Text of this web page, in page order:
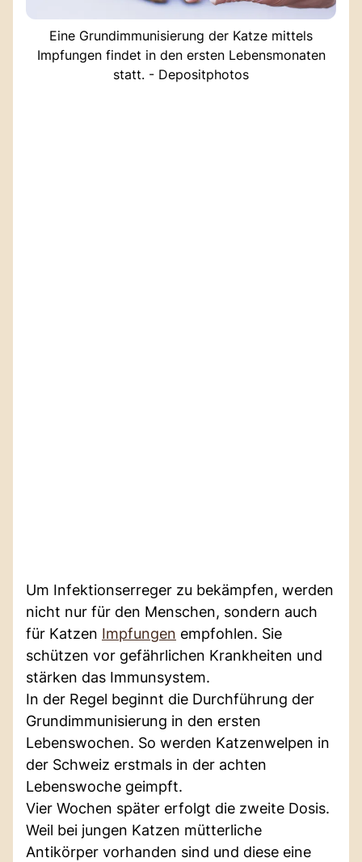
Eine Grundimmunisierung der Katze mittels
Impfungen findet in den ersten Lebensmonaten
statt. - Depositphotos
Um Infektionserreger zu bekämpfen, werden
nicht nur für den Menschen, sondern auch
für Katzen Impfungen empfohlen. Sie
schützen vor gefährlichen Krankheiten und
stärken das Immunsystem.
In der Regel beginnt die Durchführung der
Grundimmunisierung in den ersten
Lebenswochen. So werden Katzenwelpen in
der Schweiz erstmals in der achten
Lebenswoche geimpft.
Vier Wochen später erfolgt die zweite Dosis.
Weil bei jungen Katzen mütterliche
Antikörper vorhanden sind und diese eine